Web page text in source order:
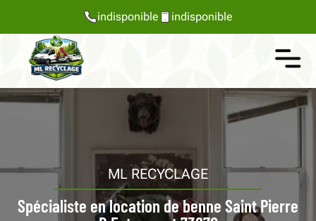
indisponible indisponible
ML RECYCLAGE
Spécialiste en location de benne Saint Pierre